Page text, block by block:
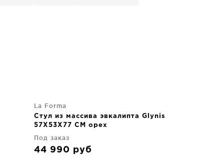
La Forma
Стул из массива эвкалипта Glynis
57X53X77 CM орех
Под заказ
44 990 руб